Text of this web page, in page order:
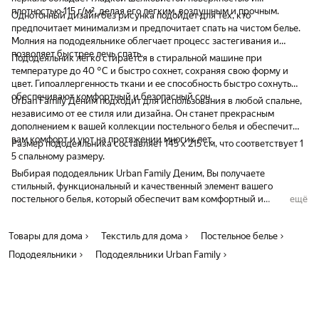
плотностью 115 г/м², делая его легким, воздушным и прочным.
Однотонный дизайн без рисунка подойдет для тех, кто
предпочитает минимализм и предпочитает спать на чистом белье.
Молния на пододеяльнике облегчает процесс застегивания и
позволяет быстрее лечь спать.
Пододеяльник легко стирается в стиральной машине при
температуре до 40 °C и быстро сохнет, сохраняя свою форму и
цвет. Гипоаллергенность ткани и ее способность быстро сохнуть
обеспечивают комфортный и безопасный сон.
Urban Family Деним подходит для использования в любой спальне,
независимо от ее стиля или дизайна. Он станет прекрасным
дополнением к вашей коллекции постельного белья и обеспечит
вам комфорт и уют на протяжении многих лет.
Размер пододеяльника составляет 145 х 215 см, что соответствует 1
5 спальному размеру.
Выбирая пододеяльник Urban Family Деним, Вы получаете
стильный, функциональный и качественный элемент вашего
постельного белья, который обеспечит вам комфортный и
ещё
Товары для дома Текстиль для дома
Постельное белье
Пододеяльники
Пододеяльники Urban Family